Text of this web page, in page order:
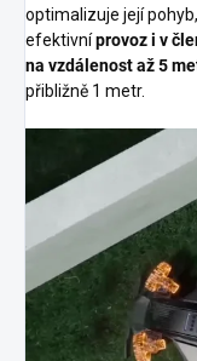
optimalizuje její
efektivníprovoz i v
na vzdálenost až 5
přibližně 1 metr.